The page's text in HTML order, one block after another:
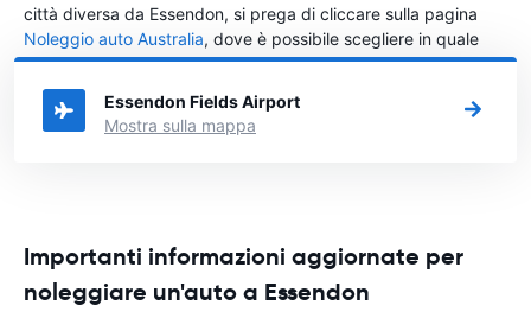
città diversa da Essendon, si prega di cliccare sulla pagina
Noleggio auto Australia, dove è possibile scegliere in quale
città in Australia si vuole noleggiare l'auto.
Essendon Fields Airport
Mostra sulla mappa
Importanti informazioni aggiornate per
noleggiare un'auto a Essendon